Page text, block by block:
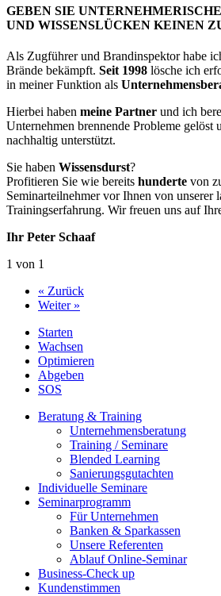
GEBEN SIE
UND WISSENSLÜCKEN KEINEN
Als Zugführer und Brandinspektor habe
Brände bekämpft. Seit 1998 lösche ich
in meiner Funktion als
Hierbei haben meine Partner und ich
Unternehmen brennende Probleme gelöst
nachhaltig unterstützt.
Sie haben Wissensdurst?
Profitieren Sie wie bereits hunderte von
Seminarteilnehmer vor Ihnen von unserer
Trainingserfahrung. Wir freuen uns auf
Ihr Peter Schaaf
1 von 1
« Zurück
Weiter »
Starten
Wachsen
Optimieren
Abgeben
SOS
Beratung & Training
Unternehmens­beratung
Training / Seminare
Blended Learning
Sanierungs­gutachten
Individuelle Seminare
Seminarprogramm
Für Unternehmen
Banken & Sparkassen
Unsere Referenten
Ablauf Online-Seminar
Business-Check up
Kundenstimmen